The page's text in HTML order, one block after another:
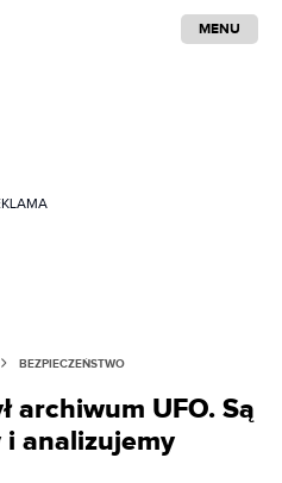
MENU
BEZPIECZEŃSTWO
archiwum UFO. Są
i analizujemy